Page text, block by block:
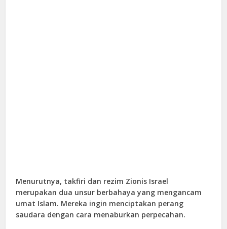
Menurutnya, takfiri dan rezim Zionis Israel
merupakan dua unsur berbahaya yang mengancam
umat Islam. Mereka ingin menciptakan perang
saudara dengan cara menaburkan perpecahan.